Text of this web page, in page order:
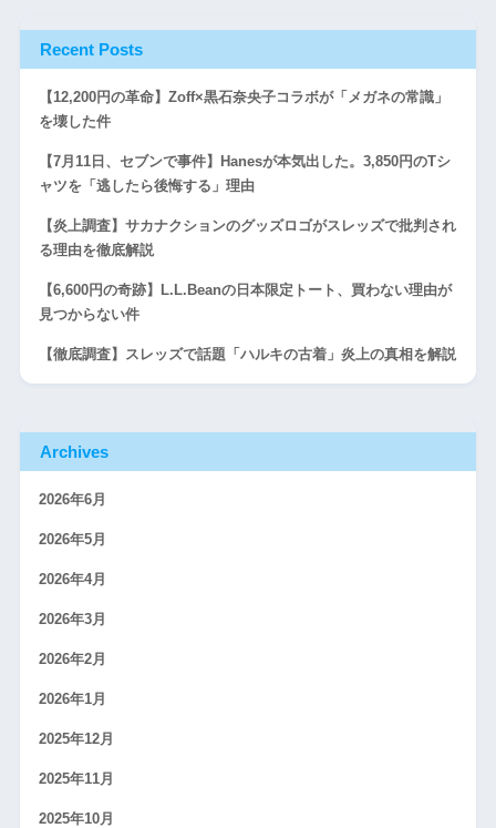
Recent Posts
【12,200円の革命】Zoff×黒石奈央子コラボが「メガネの常識」
を壊した件
【7月11日、セブンで事件】Hanesが本気出した。3,850円のTシ
ャツを「逃したら後悔する」理由
【炎上調査】サカナクションのグッズロゴがスレッズで批判され
る理由を徹底解説
【6,600円の奇跡】L.L.Beanの日本限定トート、買わない理由が
見つからない件
【徹底調査】スレッズで話題「ハルキの古着」炎上の真相を解説
Archives
2026年6月
2026年5月
2026年4月
2026年3月
2026年2月
2026年1月
2025年12月
2025年11月
2025年10月